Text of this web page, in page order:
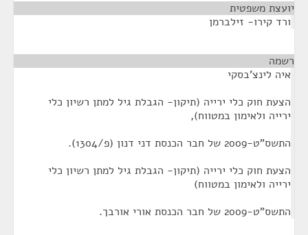
יועצת משפטית
ורד קירו- זילברמן
רשמה
איה לינצ'בסקי
הצעת חוק כלי ירייה (תיקון- הגבלת גיל למתן רשיון כלי
ירייה ולאימון במטווח),
התשס"ט-2009 של חבר הכנסת דני דנון (פ/1304).
הצעת חוק כלי ירייה (תיקון- הגבלת גיל למתן רשיון כלי
ירייה ולאימון במטווח)
התשס"ט-2009 של חבר הכנסת אורי אורבך.